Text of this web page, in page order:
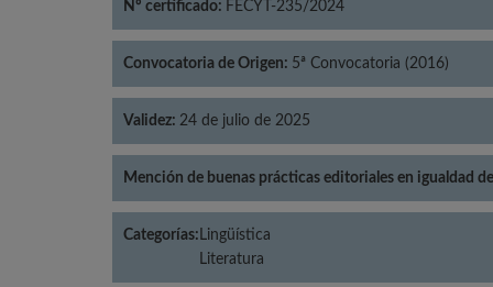
Nº certificado: FECYT-235/2024
Convocatoria de Origen: 5ª Convocatoria (2016)
Validez: 24 de julio de 2025
Mención de buenas prácticas editoriales en igualdad
Categorías: Lingüística
Literatura